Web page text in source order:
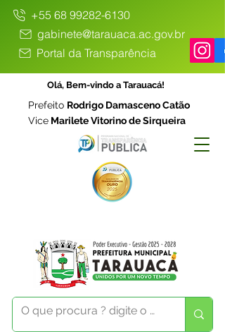
+55 68 99282-6130
gabinete@tarauaca.ac.gov.br
Portal da Transparência
Olá, Bem-vindo a Tarauacá!
Prefeito Rodrigo Damasceno Catão
Vice Marilete Vitorino de Sirqueira